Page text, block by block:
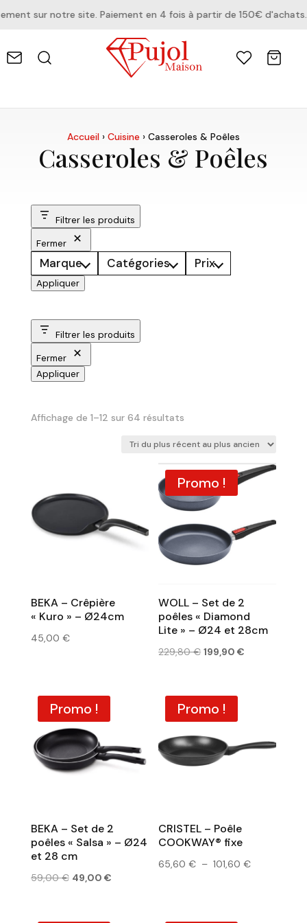
sur notre site. Paiement en 4 fois à partir de 150€ d'achats.
Accueil› Cuisine › Casseroles & Poêles
Casseroles & Poêles
Filtrer les produits
Fermer
Marque Catégories Prix
Appliquer
Filtrer les produits
Fermer
Appliquer
Affichage de 1–12 sur 64 résultatsTrié
plus
au
plus
ancien
BEKA – Crêpière
« Kuro » – Ø24cm
45,00 €
Promo !
WOLL – Set de 2
poêles « Diamond
Lite » – Ø24 et 28cm
229,80€ Le
était :
229,80 €.
199,90€
Promo !
BEKA – Set de 2
poêles « Salsa » – Ø24
et 28 cm
59,00€ Le
49,00 €Le
Promo !
CRISTEL – Poêle
COOKWAY® fixe
65,60€ – 101,60€Plage